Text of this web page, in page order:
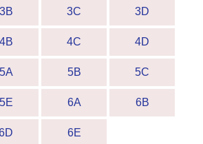
3B 3C 3D
4B 4C 4D
5A 5B 5C
5E 6A 6B
6E